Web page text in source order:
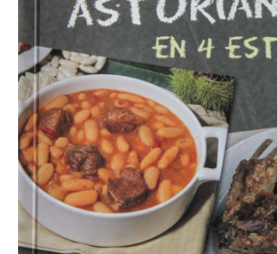
TODOS LOS PRODUCTOS
LOTES REGALO
FABES
QUESOS ASTURIANOS
CONSERVAS, PATÉS Y PLATOS
COCINADOS
SIDRA
VINOS
CERVEZAS ARTESANAS